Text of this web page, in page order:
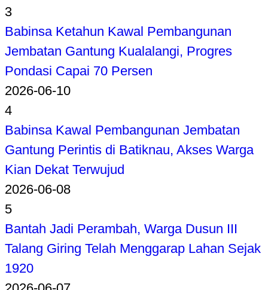
3
Babinsa Ketahun Kawal Pembangunan
Jembatan Gantung Kualalangi, Progres
Pondasi Capai 70 Persen
2026-06-10
4
Babinsa Kawal Pembangunan Jembatan
Gantung Perintis di Batiknau, Akses Warga
Kian Dekat Terwujud
2026-06-08
5
Bantah Jadi Perambah, Warga Dusun III
Talang Giring Telah Menggarap Lahan Sejak
1920